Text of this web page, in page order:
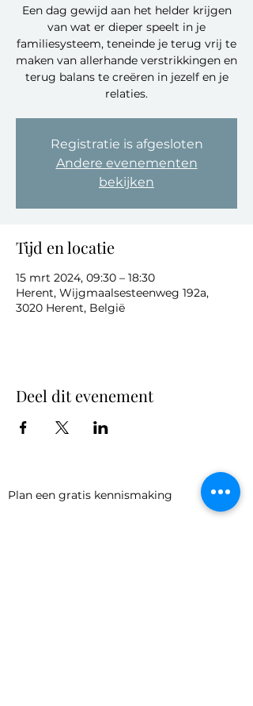
Een dag gewijd aan het helder krijgen
van wat er dieper speelt in je
familiesysteem, teneinde je terug vrij te
maken van allerhande verstrikkingen en
terug balans te creëren in jezelf en je
relaties.
Registratie is afgesloten
Andere evenementen
bekijken
Tijd en locatie
15 mrt 2024, 09:30 – 18:30
Herent, Wijgmaalsesteenweg 192a,
3020 Herent, België
Deel dit evenement
Plan een gratis kennismaking